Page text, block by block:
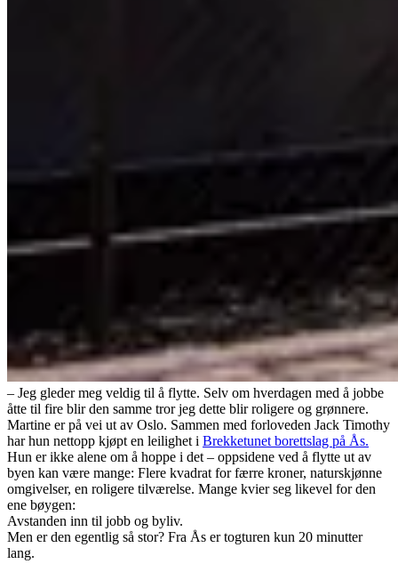
– Jeg gleder meg veldig til å flytte. Selv om hverdagen med å jobbe
åtte til fire blir den samme tror jeg dette blir roligere og grønnere.
Martine er på vei ut av Oslo. Sammen med forloveden Jack Timothy
har hun nettopp kjøpt en leilighet i Brekketunet borettslag på Ås.
Hun er ikke alene om å hoppe i det – oppsidene ved å flytte ut av
byen kan være mange: Flere kvadrat for færre kroner, naturskjønne
omgivelser, en roligere tilværelse. Mange kvier seg likevel for den
ene bøygen:
Avstanden inn til jobb og byliv.
Men er den egentlig så stor? Fra Ås er togturen kun 20 minutter
lang.